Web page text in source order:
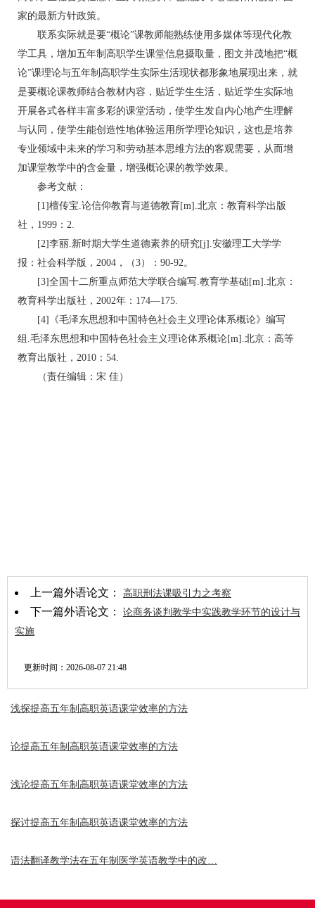
家的最新方针政策。
联系实际就是要“概论”课教师能熟练使用多媒体等现代化教
学工具，增加五年制高职学生课堂信息摄取量，图文并茂地把“概
论”课理论与五年制高职学生实际生活现状都形象地展现出来，就
是要概论课教师结合教材内容，贴近学生生活，贴近学生实际地
开展各式各样丰富多彩的课堂活动，使学生发自内心地产生理解
与认同，使学生能创造性地体验运用所学理论知识，这也是培养
专业领域中未来的学习和劳动基本思维方法的客观需要，从而增
加课堂教学中的含金量，增强概论课的教学效果。
参考文献：
[1]檀传宝.论信仰教育与道德教育[m].北京：教育科学出版
社，1999：2.
[2]李丽.新时期大学生道德素养的研究[j].安徽理工大学学
报：社会科学版，2004，（3）：90-92。
[3]全国十二所重点师范大学联合编写.教育学基础[m].北京：
教育科学出版社，2002年：174—175.
[4]《毛泽东思想和中国特色社会主义理论体系概论》编写
组.毛泽东思想和中国特色社会主义理论体系概论[m].北京：高等
教育出版社，2010：54.
（责任编辑：宋 佳）
上一篇外语论文： 高职刑法课吸引力之考察
下一篇外语论文： 论商务谈判教学中实践教学环节的设计与
实施
更新时间： 2026-08-07 21:48
浅探提高五年制高职英语课堂效率的方法
论提高五年制高职英语课堂效率的方法
浅论提高五年制高职英语课堂效率的方法
探讨提高五年制高职英语课堂效率的方法
语法翻译教学法在五年制医学英语教学中的改…